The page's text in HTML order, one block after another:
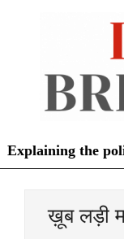
content
Explaining the
Navigation
ख़ूब लड़ी